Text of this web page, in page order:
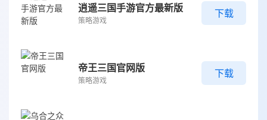
逍遥三国手游官方最新版
策略游戏
下载
帝王三国官网版
策略游戏
下载